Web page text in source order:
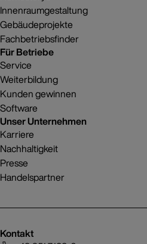
Innenraumgestaltung
Gebäudeprojekte
Fachbetriebsfinder
Für Betriebe
Service
Weiterbildung
Kunden gewinnen
Software
Unser Unternehmen
Karriere
Nachhaltigkeit
Presse
Handelspartner
Kontakt